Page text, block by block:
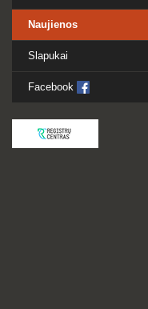
Naujienos
Slapukai
Facebook